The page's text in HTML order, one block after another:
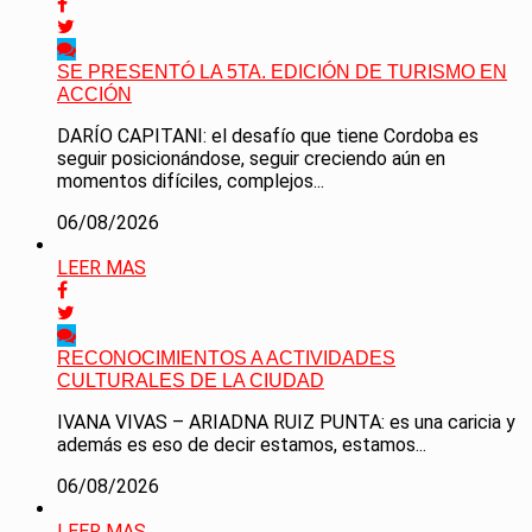
SE PRESENTÓ LA 5TA. EDICIÓN DE TURISMO EN
ACCIÓN
DARÍO CAPITANI: el desafío que tiene Cordoba es
seguir posicionándose, seguir creciendo aún en
momentos difíciles, complejos...
06/08/2026
LEER MAS
RECONOCIMIENTOS A ACTIVIDADES
CULTURALES DE LA CIUDAD
IVANA VIVAS – ARIADNA RUIZ PUNTA: es una caricia y
además es eso de decir estamos, estamos...
06/08/2026